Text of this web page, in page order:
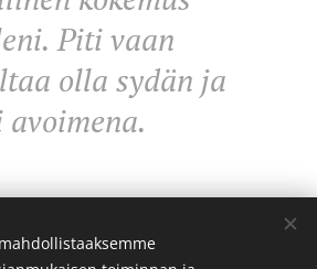
Piti vaan
olla sydän ja